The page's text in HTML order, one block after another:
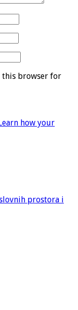
this browser for
how your